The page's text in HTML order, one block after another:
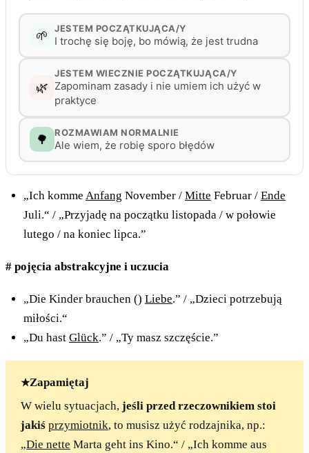
„Ich komme Anfang November / Mitte Februar / Ende
Juli.“ / „Przyjadę na początku listopada / w połowie
lutego / na koniec lipca.”
# pojęcia abstrakcyjne i uczucia
„Die Kinder brauchen () Liebe.” / „Dzieci potrzebują
miłości.“
„Du hast Glück.” / „Ty masz szczęście.”
Zapamiętaj
W wielu sytuacjach, jeśli przed rzeczownikiem stoi
jakiś przymiotnik, to musisz użyć rodzajnika, np.:
„Die nette Marta geht ins Kino.“ / „Ich komme aus